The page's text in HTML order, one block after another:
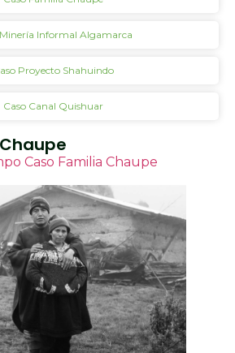
Minería Informal Algamarca
Proyecto Shahuindo
Caso Canal Quishuar
Caso Familia Chaupe